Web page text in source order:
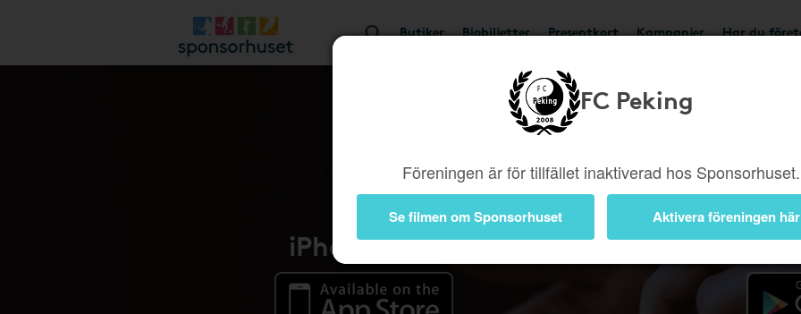
Butiker Biobiljetter Presentkort Kampanjer Har du
FC Peking
Föreningen är för tillfället inaktiverad hos Sponsorhuset.
Se filmen om Sponsorhuset Aktivera föreningen här
Appen
iPhone / iOS